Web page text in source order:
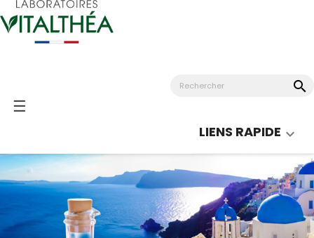
Basculer
☰
search
LIENS RAPIDE 